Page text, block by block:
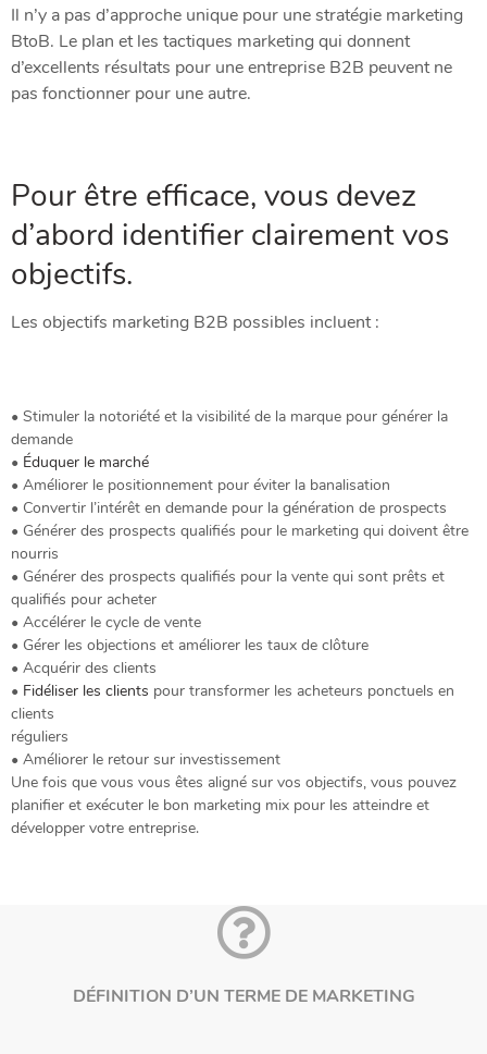
Il n’y a pas d’approche unique pour une stratégie marketing
BtoB. Le plan et les tactiques marketing qui donnent
d’excellents résultats pour une entreprise B2B peuvent ne
pas fonctionner pour une autre.
Pour être efficace, vous devez
d’abord identifier clairement vos
objectifs.
Les objectifs marketing B2B possibles incluent :
• Stimuler la notoriété et la visibilité de la marque pour générer la
demande
• Éduquer le marché
• Améliorer le positionnement pour éviter la banalisation
• Convertir l’intérêt en demande pour la génération de prospects
• Générer des prospects qualifiés pour le marketing qui doivent être
nourris
• Générer des prospects qualifiés pour la vente qui sont prêts et
qualifiés pour acheter
• Accélérer le cycle de vente
• Gérer les objections et améliorer les taux de clôture
• Acquérir des clients
• Fidéliser les clients pour transformer les acheteurs ponctuels en
clients
réguliers
• Améliorer le retour sur investissement
Une fois que vous vous êtes aligné sur vos objectifs, vous pouvez
planifier et exécuter le bon marketing mix pour les atteindre et
développer votre entreprise.
DÉFINITION D’UN TERME DE MARKETING